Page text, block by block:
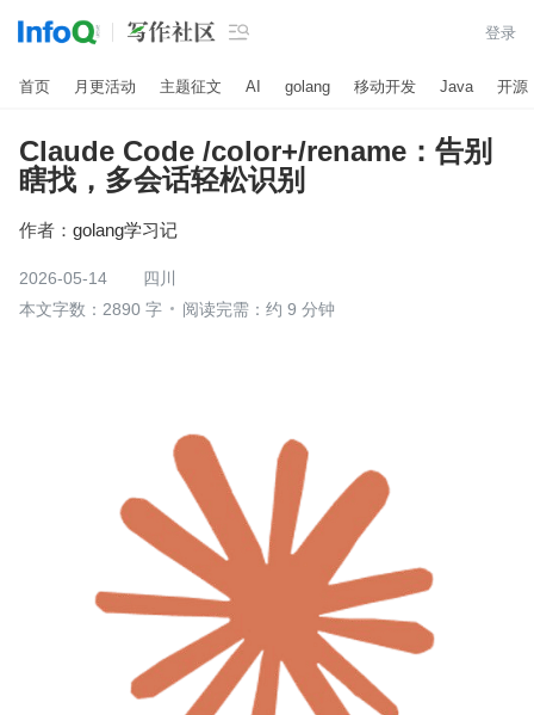
 登录
首页 月更活动 主题征文 AI golang 移动开发 Java 开源
Claude Code /color+/rename：告别
瞎找，多会话轻松识别
作者： golang学习记
2026-05-14
四川
本文字数：2890 字
阅读完需：约 9 分钟